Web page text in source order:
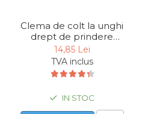
Clema de colt la unghi
drept de prindere
Mannesmann 900, 75
mm
14,85 Lei
TVA inclus
IN STOC